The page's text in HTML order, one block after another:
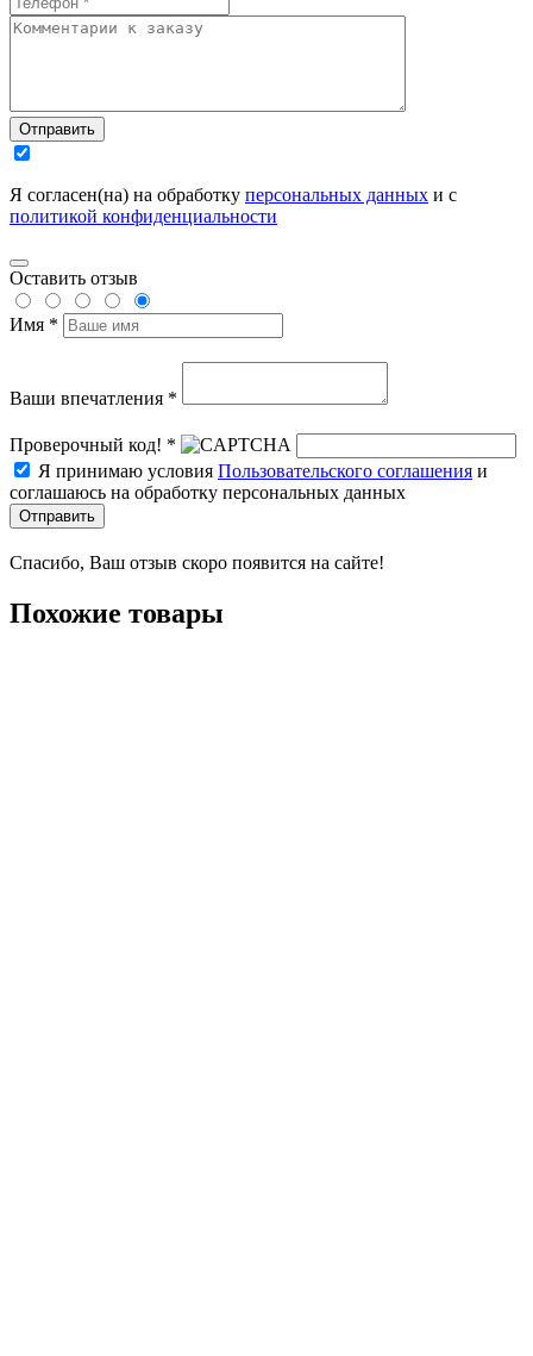
Отправить
Я согласен(на) на обработку персональных данных и с
политикой конфиденциальности
Оставить отзыв
Имя *
Ваши впечатления *
Проверочный код! *
Я принимаю условия Пользовательского соглашения и
соглашаюсь на обработку персональных данных
Отправить
Спасибо, Ваш отзыв скоро появится на сайте!
Похожие товары